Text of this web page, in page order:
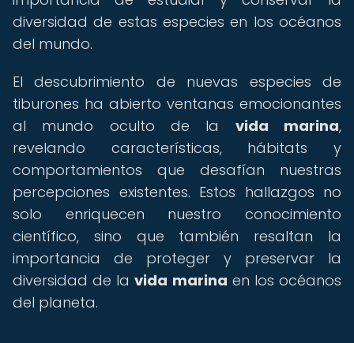
diversidad de estas especies en los océanos
del mundo.
El descubrimiento de nuevas especies de
tiburones ha abierto ventanas emocionantes
al mundo oculto de la vida marina,
revelando características, hábitats y
comportamientos que desafían nuestras
percepciones existentes. Estos hallazgos no
solo enriquecen nuestro conocimiento
científico, sino que también resaltan la
importancia de proteger y preservar la
diversidad de lavida marina en los océanos
del planeta.